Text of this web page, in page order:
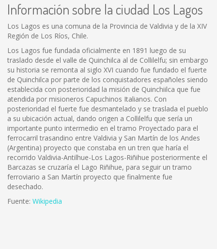
Información sobre la ciudad Los Lagos
Los Lagos es una comuna de la Provincia de Valdivia y de la XIV
Región de Los Ríos, Chile.
Los Lagos fue fundada oficialmente en 1891 luego de su
traslado desde el valle de Quinchilca al de Collilelfu; sin embargo
su historia se remonta al siglo XVI cuando fue fundado el fuerte
de Quinchilca por parte de los conquistadores españoles siendo
establecida con posterioridad la misión de Quinchiilca que fue
atendida por misioneros Capuchinos Italianos. Con
posterioridad el fuerte fue desmantelado y se traslada el pueblo
a su ubicación actual, dando origen a Collilelfu que sería un
importante punto intermedio en el tramo Proyectado para el
ferrocarril trasandino entre Valdivia y San Martín de los Andes
(Argentina) proyecto que constaba en un tren que haría el
recorrido Valdivia-Antilhue-Los Lagos-Riñihue posteriormente el
Barcazas se cruzaría el Lago Riñihue, para seguir un tramo
ferroviario a San Martín proyecto que finalmente fue
desechado.
Fuente: Wikipedia